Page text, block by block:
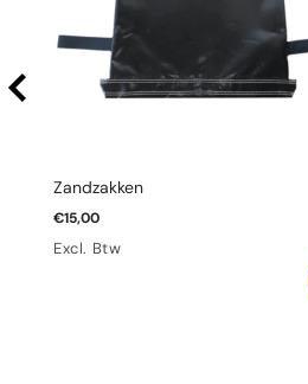
Zandzakken
€15,00
Excl. Btw